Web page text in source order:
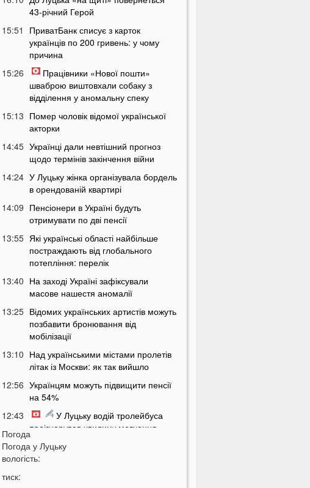
43-річний Герой
15:51
ПриватБанк списує з карток
українців по 200 гривень: у чому
причина
15:26
Працівники «Нової пошти»
шваброю виштовхали собаку з
відділення у аномальну спеку
15:13 Помер чоловік відомої української
акторки
14:45 Українці дали невтішний прогноз
щодо термінів закінчення війни
14:24 У Луцьку жінка організувала бордель
в орендованій квартирі
14:09 Пенсіонери в Україні будуть
отримувати по дві пенсії
13:55 Які українські області найбільше
постраждають від глобального
потепління: перелік
13:40 На заході Україні зафіксували
масове нашестя аномалії
13:25 Відомих українських артистів можуть
позбавити бронювання від
мобілізації
13:10 Над українськими містами пролетів
літак із Москви: як так вийшло
12:56 Українцям можуть підвищити пенсії
на 54%
12:43
У Луцьку водій тролейбуса
проігнорував хвилину мовчання
12:26 На Волині від удару блискавки
загорілися дві споруди
12:07
Погода
Погода у Луцьку
вологість:
тиск: